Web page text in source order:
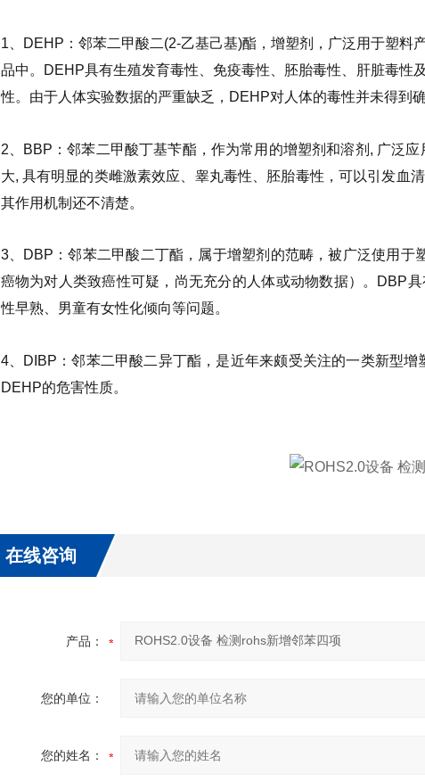
1、DEHP：邻苯二甲酸二(2-乙基己基)酯，增塑剂，广泛用于塑
品中。DEHP具有生殖发育毒性、免疫毒性、胚胎毒性、肝脏毒
性。由于人体实验数据的严重缺乏，DEHP对人体的毒性并未得到
2、BBP：邻苯二甲酸丁基苄酯，作为常用的增塑剂和溶剂, 广泛
大, 具有明显的类雌激素效应、睾丸毒性、胚胎毒性，可以引发血
其作用机制还不清楚。
3、DBP：邻苯二甲酸二丁酯，属于增塑剂的范畴，被广泛使用
癌物为对人类致癌性可疑，尚无充分的人体或动物数据）。DBP
性早熟、男童有女性化倾向等问题。
4、DIBP：邻苯二甲酸二异丁酯，是近年来颇受关注的一类新型
DEHP的危害性质。
在线咨询
产品：
您的单位：
您的姓名：